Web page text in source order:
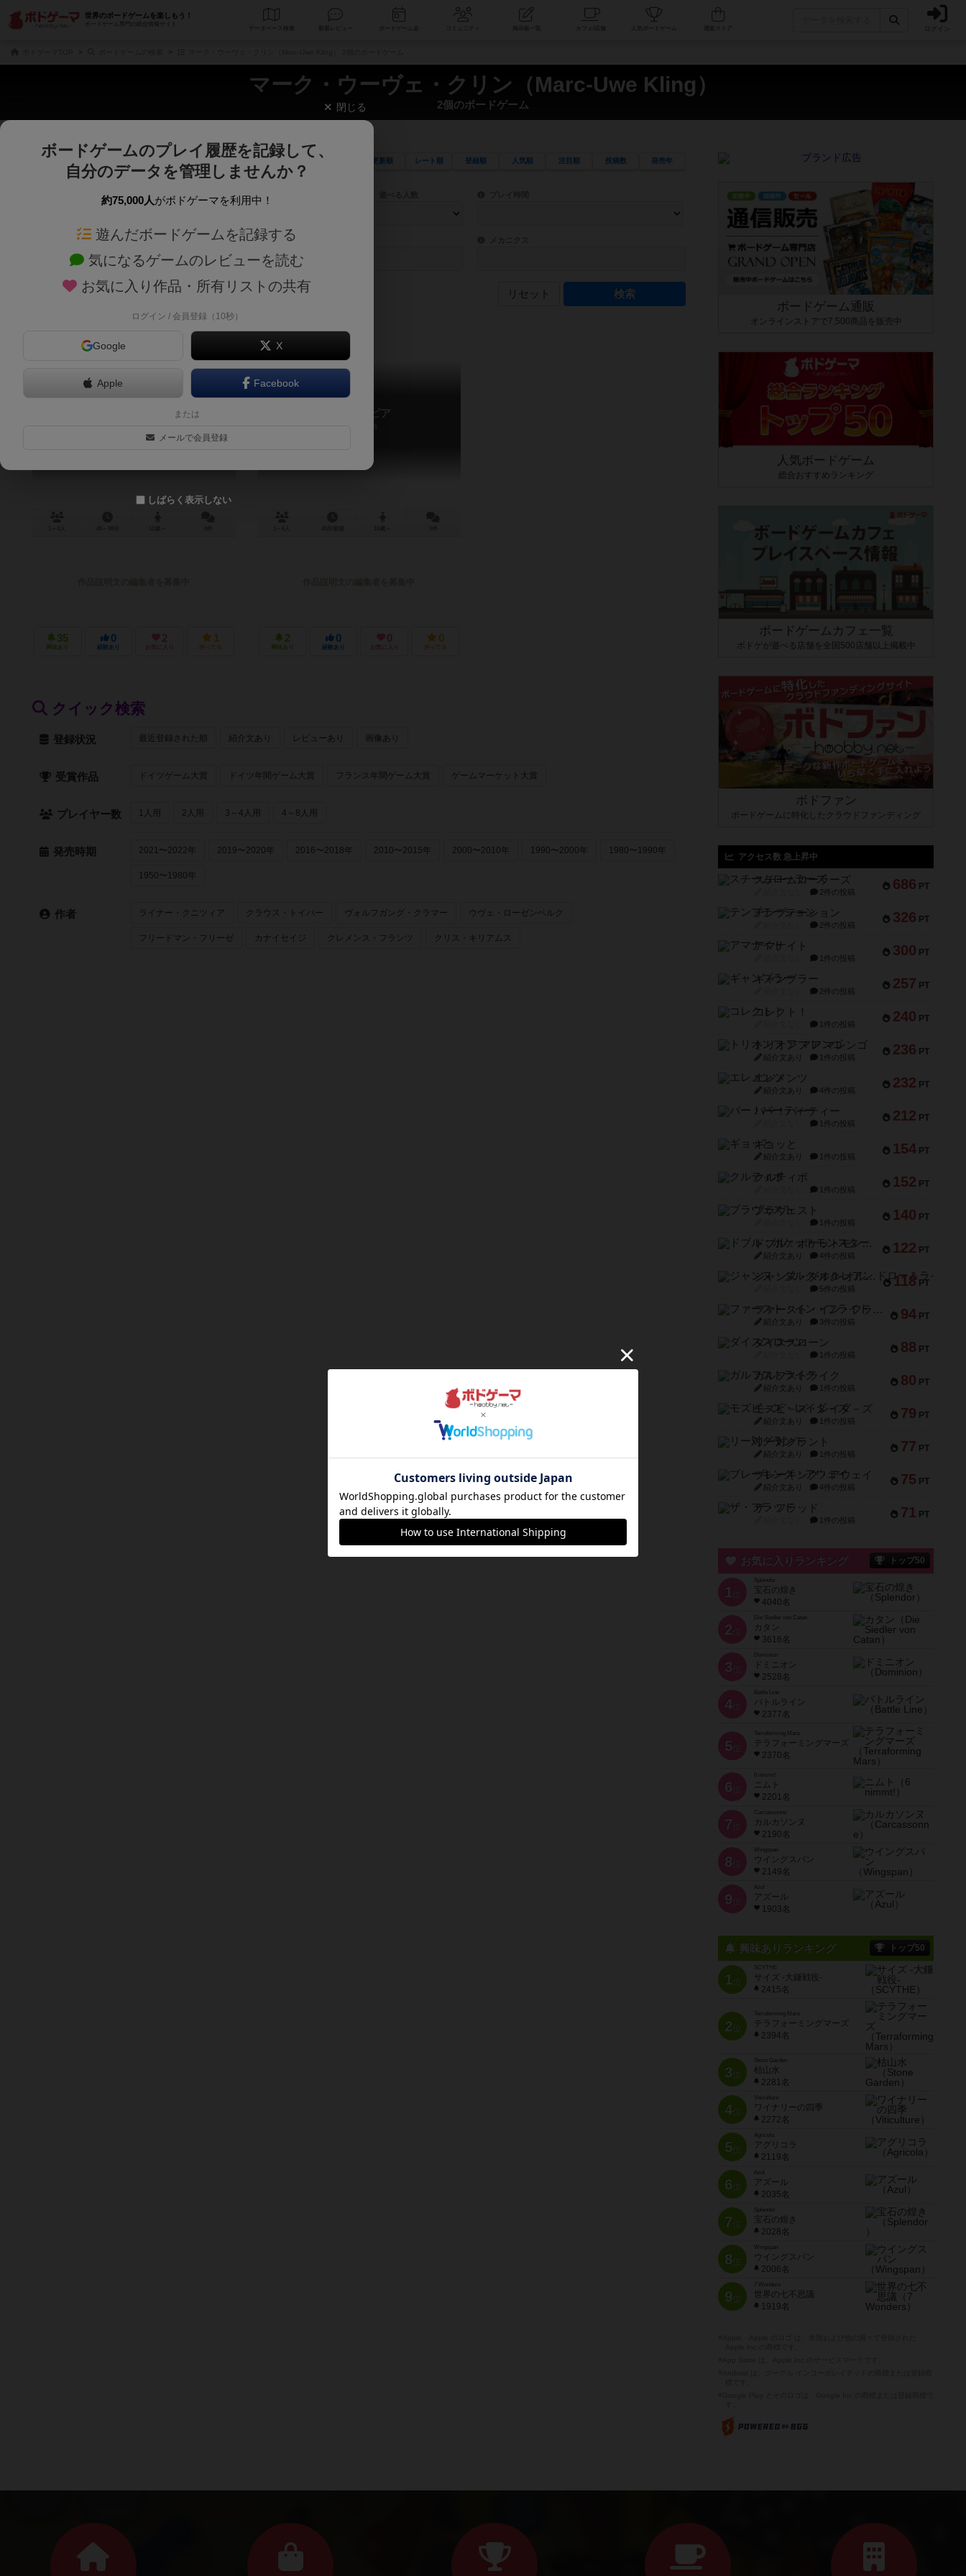
世界のボードゲームを楽しもう！
ボードゲーム専門の総合情報サイト
データベース コミュニティ 人気ボードゲーム ログイン
マーク・ウーヴェ・クリン（Marc-Uwe Kling）
2個のボードゲーム
じっくり表示 更新順 レート順 登録順 人気順 注目順 投稿数 発売年
商品名、商品説明文、デザイナー名、テーマ名、メカニクス名を対象にフリーワード検索ができます。
ゲームデザイナー名を指定して検索できます。
ゲームデザイナー 目安となる所要時間を指定することができます。マニュアルを読む時間や参加者へのルール説明時間は含まれていないため、初めて
対象年齢を指定します。 世界観や登場人物などモチーフ・ストーリーを指定することができます。直感的にゲームシステムを理解できるよう、中世ファンタジー・クッキング・海賊同士の対決など、ゲームコンセプトを絞
テーマ/フレーバー ゲーム性を構成するコアシステムです。主にボードゲームに慣れている方向けの絞込機能です。例えば「ダイスロール」はランダ
リセット
脱出：ザ・ゲーム カンガルー拡張
35
興味あり
0
経験あり
2
お気に入り
1
持ってる
クイズトピア
2
興味あり
0
経験あり
0
お気に入り
0
持ってる
クイック検索
登録状況 最近登録された順 紹介文あり レビューあり 画像あり
受賞作品 ドイツゲーム大賞 ドイツ年間ゲーム大賞 フランス年間ゲーム大賞 ゲームマーケット大賞
プレイヤー数 1人用 2人用 3～4人用 4～8人用
発売時期 2021〜2022年 2019〜2020年 2016〜2018年 2010〜2015年 2000〜2010年 1990〜2000年 1980〜1990年
1950〜1980年
作者 ライナー・クニツィア クラウス・トイバー ヴォルフガング・クラマー ウヴェ・ローゼンベルク
フリードマン・フリーゼ カナイセイジ クレメンス・フランツ クリス・キリアムス
ボードゲーム通販
オンラインストアで7,500商品を販売中
人気ボードゲーム
総合おすすめランキング
ボードゲームカフェ一覧
ボドゲが遊べる店舗を全国500店舗以上掲載中
ボドファン
ボードゲームに特化したクラウドファンディング
アクセス数 急上昇中
686 PT
スチームローラーズ
2件の投稿
326 PT
テンプテーション
2件の投稿
300 PT
アマナイト
1件の投稿
257 PT
ギャンブラー
2件の投稿
240 PT
コレクト！
1件の投稿
236 PT
トリオンフ ア マレンゴ
紹介文あり 1件の投稿
232 PT
エレメンツ
紹介文あり 4件の投稿
212 PT
バー！パーティー
1件の投稿
154 PT
ギョッと
紹介文あり 1件の投稿
152 PT
クルティボ
1件の投稿
140 PT
ブラヴェスト
1件の投稿
122 PT
ドブル：ポケットモンスター
紹介文あり 4件の投稿
118 PT
ジャンヌ・ダルク-オルレアン ドロー＆ライト
5件の投稿
94 PT
ファースト・イン・フライト
紹介文あり 3件の投稿
88 PT
ダイススローン
1件の投稿
80 PT
ガルフストライク
紹介文あり 1件の投稿
79 PT
モズビ－ズ・レイダ－ズ
紹介文あり 1件の投稿
77 PT
リー対グラント
紹介文あり 1件の投稿
75 PT
ブレーキング・アウェイ
紹介文あり 4件の投稿
71 PT
ザ・フラッド
1件の投稿
お気に入りランキング トップ50
1 位
宝石の煌き
4040名
2 位
Die Siedler von Catan
カタン
3616名
3 位
ドミニオン
2528名
4位
Battle Line
バトルライン
2377名
5 位
Terraforming Mars
テラフォーミングマーズ
2370名
6 位
ニムト
2201名
7 位
Carcassonne
カルカソンヌ
2190名
8 位
Wingspan
ウイングスパン
2149名
9 位
Azul
アズール
1903名
興味ありランキング トップ50
1位
SCYTHE
サイズ -大鎌戦役-
2415名
2位
Terraforming Mars
テラフォーミングマーズ
2394名
3位
Stone Garden
枯山水
2281名
4位
Viticulture
ワイナリーの四季
2272名
5位
Agricola
アグリコラ
2119名
6位
Azul
アズール
2035名
7位
宝石の煌き
2028名
8位
Wingspan
ウイングスパン
2006名
9位
7 Wonders
世界の七不思議
1919名
閉じる
ボードゲームのプレイ履歴を記録して、
自分のデータを管理しませんか？
約75,000人がボドゲーマを利用中！
遊んだボードゲームを記録する
気になるゲームのレビューを読む
お気に入り作品・所有リストの共有
ログイン / 会員登録（10秒）
Google X
Apple Facebook
または
メールで会員登録
しばらく表示しない